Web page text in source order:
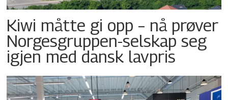
Kiwi måtte gi opp – nå prøver
Norgesgruppen-selskap seg
igjen med dansk lavpris